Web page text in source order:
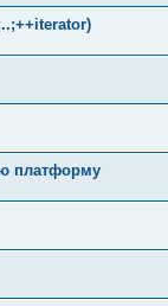
платформу